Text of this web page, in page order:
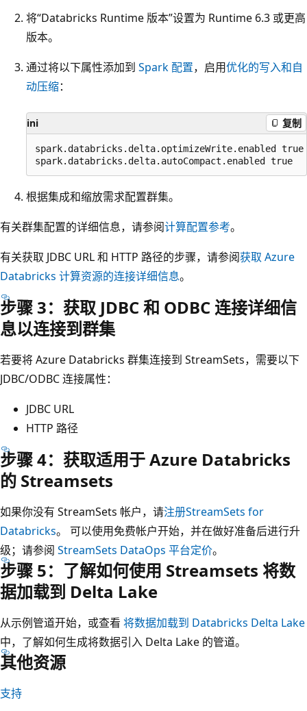
将“Databricks Runtime 版本”设置为 Runtime 6.3 或更高
版本。
通过将以下属性添加到 Spark 配置，启用优化的写入和自
动压缩：
ini 复制
spark.databricks.delta.optimizeWrite.enabled true
根据集成和缩放需求配置群集。
有关群集配置的详细信息，请参阅计算配置参考。
有关获取 JDBC URL 和 HTTP 路径的步骤，请参阅获取 Azure
Databricks 计算资源的连接详细信息。
步骤 3：获取 JDBC 和 ODBC 连接详细信
息以连接到群集
若要将 Azure Databricks 群集连接到 StreamSets，需要以下
JDBC/ODBC 连接属性：
JDBC URL
HTTP 路径
步骤 4：获取适用于 Azure Databricks
的 Streamsets
如果你没有 StreamSets 帐户，请注册StreamSets for
Databricks。 可以使用免费帐户开始，并在做好准备后进行升
级；请参阅 StreamSets DataOps 平台定价。
步骤 5：了解如何使用 Streamsets 将数
据加载到 Delta Lake
从示例管道开始，或查看 将数据加载到 Databricks Delta Lake
中，了解如何生成将数据引入 Delta Lake 的管道。
其他资源
支持